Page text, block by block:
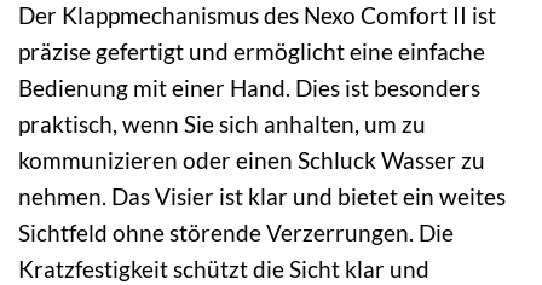
Der Klappmechanismus des Nexo Comfort II ist
präzise gefertigt und ermöglicht eine einfache
Bedienung mit einer Hand. Dies ist besonders
praktisch, wenn Sie sich anhalten, um zu
kommunizieren oder einen Schluck Wasser zu
nehmen. Das Visier ist klar und bietet ein weites
Sichtfeld ohne störende Verzerrungen. Die
Kratzfestigkeit schützt die Sicht klar und